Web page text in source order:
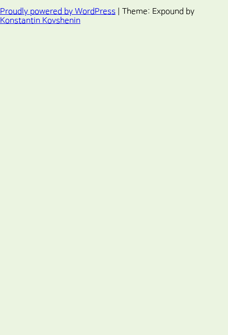
Proudly powered by WordPress
Theme: Expound by
Konstantin Kovshenin